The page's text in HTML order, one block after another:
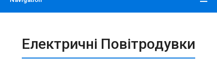
Електричні Повітродувки